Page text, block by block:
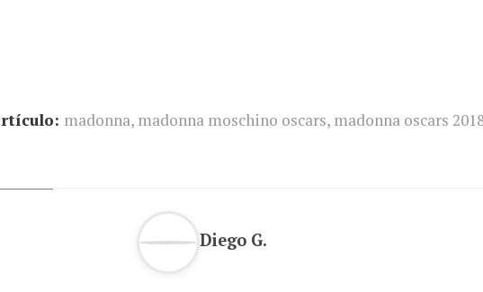
madonna, madonna moschino oscars, madonna oscars
Diego G.